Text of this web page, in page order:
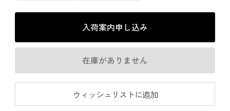
入荷案内申し込み
在庫がありません
ウィッシュリストに追加